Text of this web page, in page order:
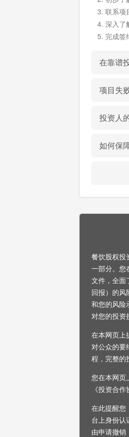
联系项
深入了
完成签
在靠谱
项目失
投资人
如何保
餐饮股权投
一部分。您
文件，全面
回报）的风
和您的风险
对您的投资
在本网页上
对公众的要
程，完整的
您在本网页
《投资合
在此提醒您
台上身份认
由申请撤销